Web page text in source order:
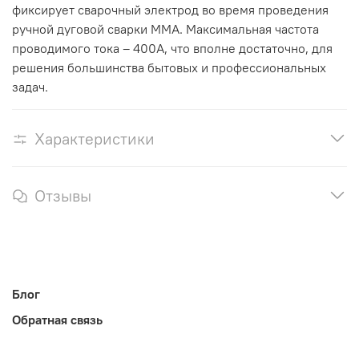
фиксирует сварочный электрод во время проведения
ручной дуговой сварки MMA. Максимальная частота
проводимого тока – 400А, что вполне достаточно, для
решения большинства бытовых и профессиональных
задач.
Характеристики
Отзывы
Блог
Обратная связь